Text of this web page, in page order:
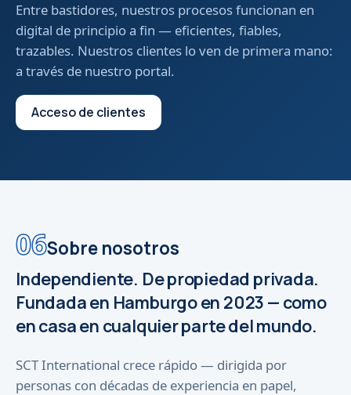
Entre bastidores, nuestros procesos funcionan en
digital de principio a fin — eficientes, fiables,
trazables. Nuestros clientes lo ven de primera mano:
a través de nuestro portal.
Acceso de clientes
06Sobre nosotros
Independiente. De propiedad privada.
Fundada en Hamburgo en 2023 — como
en casa en cualquier parte del mundo.
SCT International crece rápido — dirigida por
personas con décadas de experiencia en papel,